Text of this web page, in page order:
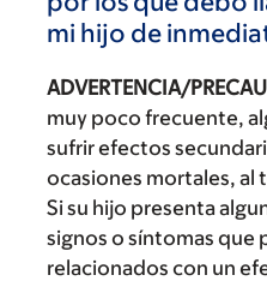
mi hijo de
ADVERTENCIA/
muy poco frecuente,
sufrir efectos
ocasiones mortales, al
Si su hijo presenta
signos o síntomas que
relacionados con un